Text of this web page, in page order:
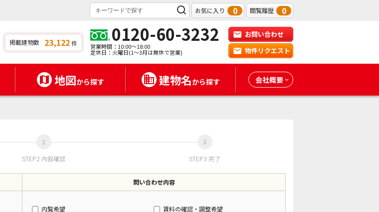
お気に入り 0 閲覧履歴 0
掲載建物数 23,122件 0120-60-3232
営業時間：10:00～18:00
定休日：火曜日(1～3月は無休で営業)
お問い合わせ
物件リクエスト
地図から探す 建物名から探す 会社概要
STEP2 内容確認 STEP3 完了
問い合わせ内容
内覧希望
賃料の確認・調整希望